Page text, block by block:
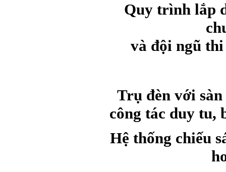
Quy trình lắp
và đội ngũ
Trụ đèn với
công tác duy tu,
Hệ thống chiếu